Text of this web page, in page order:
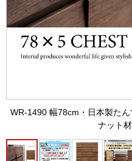
WR-1490 幅78cm・日本製た
ナット材